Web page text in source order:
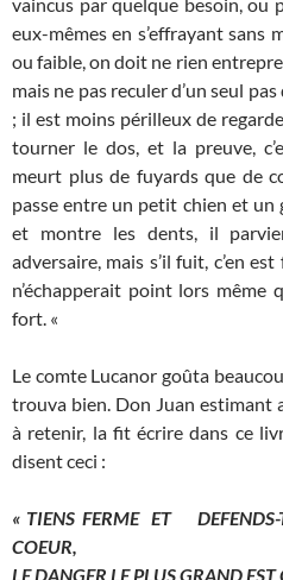
eux-mêmes en s’effrayant sans
ou faible, on doit ne rien
mais ne pas reculer d’un seul
; il est moins périlleux de
tourner le dos, et la preuve,
meurt plus de fuyards que de
passe entre un petit chien et un
et montre les dents, il
adversaire, mais s’il fuit, c’en
n’échapperait point lors même
fort. «
Le comte Lucanor goûta
trouva bien. Don Juan estimant
à retenir, la fit écrire dans ce
disent ceci :
« TIENS FERME ET
COEUR,
LE DANGER LE PLUS GRAND EST